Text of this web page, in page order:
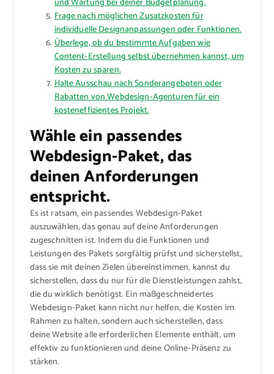
Frage nach möglichen Zusatzkosten für
individuelle Designanpassungen oder Funktionen.
Überlege, ob du bestimmte Aufgaben wie
Content-Erstellung selbst übernehmen kannst, um
Kosten zu sparen.
Halte Ausschau nach Sonderangeboten oder
Rabatten von Webdesign-Agenturen für ein
kosteneffizientes Projekt.
Wähle ein passendes
Webdesign-Paket, das
deinen Anforderungen
entspricht.
Es ist ratsam, ein passendes Webdesign-Paket
auszuwählen, das genau auf deine Anforderungen
zugeschnitten ist. Indem du die Funktionen und
Leistungen des Pakets sorgfältig prüfst und sicherstellst,
dass sie mit deinen Zielen übereinstimmen, kannst du
sicherstellen, dass du nur für die Dienstleistungen zahlst,
die du wirklich benötigst. Ein maßgeschneidertes
Webdesign-Paket kann nicht nur helfen, die Kosten im
Rahmen zu halten, sondern auch sicherstellen, dass
deine Website alle erforderlichen Elemente enthält, um
effektiv zu funktionieren und deine Online-Präsenz zu
stärken.